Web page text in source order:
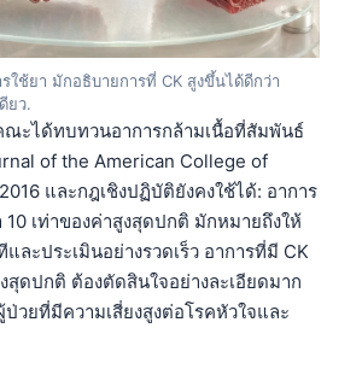
รใช้ยา มักอธิบายการที่ CK สูงขึ้นได้ดีกว่า
ยว.
ะได้ทบทวนอาการกล้ามเนื้อที่สัมพันธ์
of the American College of
และกฎเชิงปฏิบัติยังคงใช้ได้: อาการ
10 เท่าของค่าสูงสุดปกติ มักหมายถึงให้
ละประเมินอย่างรวดเร็ว อาการที่มี CK
สุดปกติ ต้องตัดสินใจอย่างละเอียดมาก
วยที่มีความเสี่ยงสูงต่อโรคหัวใจและ